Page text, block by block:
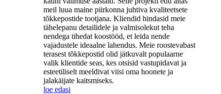
meil luua maine piirkonna juhtiva kvaliteetsete
tõkkepostide tootjana. Kliendid hindasid meie
tähelepanu detailidele ja valmisolekut teha
nendega tihedat koostööd, et leida nende
vajadustele ideaalne lahendus. Meie roostevabast
terasest tõkkepostid olid jätkuvalt populaarne
valik klientide seas, kes otsisid vastupidavat ja
esteetiliselt meeldivat viisi oma hoonete ja
jalakäijate kaitsmiseks.
loe edasi